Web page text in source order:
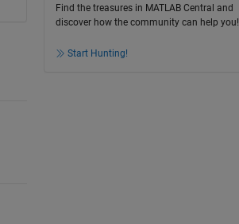
Find the treasures in MATLAB Central and
discover how the community can help you!
Start Hunting!